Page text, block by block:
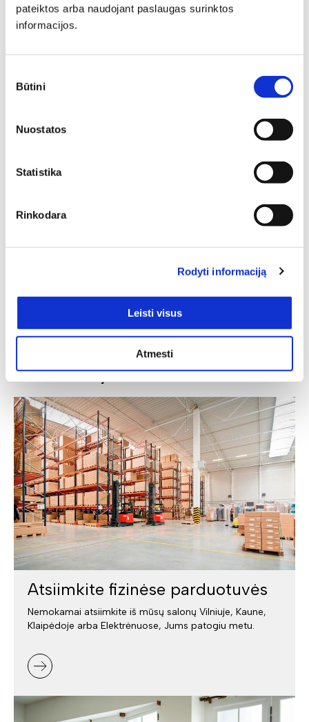
pateiktos arba naudojant paslaugas surinktos
informacijos.
pasirinkimas
Būtini
Nuostatos
Statistika
Rinkodara
Rodyti informaciją
Leisti visus
Atmesti
Deinavos baldų specialistai puikiai išmanantys ir
Padėsim parengti planus iš išmatavimus geriausiam
SIŲSTI
Pristatymas
Atsiimkite fizinėse parduotuvės
Nemokamai atsiimkite iš mūsų salonų Vilniuje, Kaune,
Klaipėdoje arba Elektrėnuose, Jums patogiu metu.